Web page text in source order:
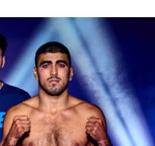
TERBAIK